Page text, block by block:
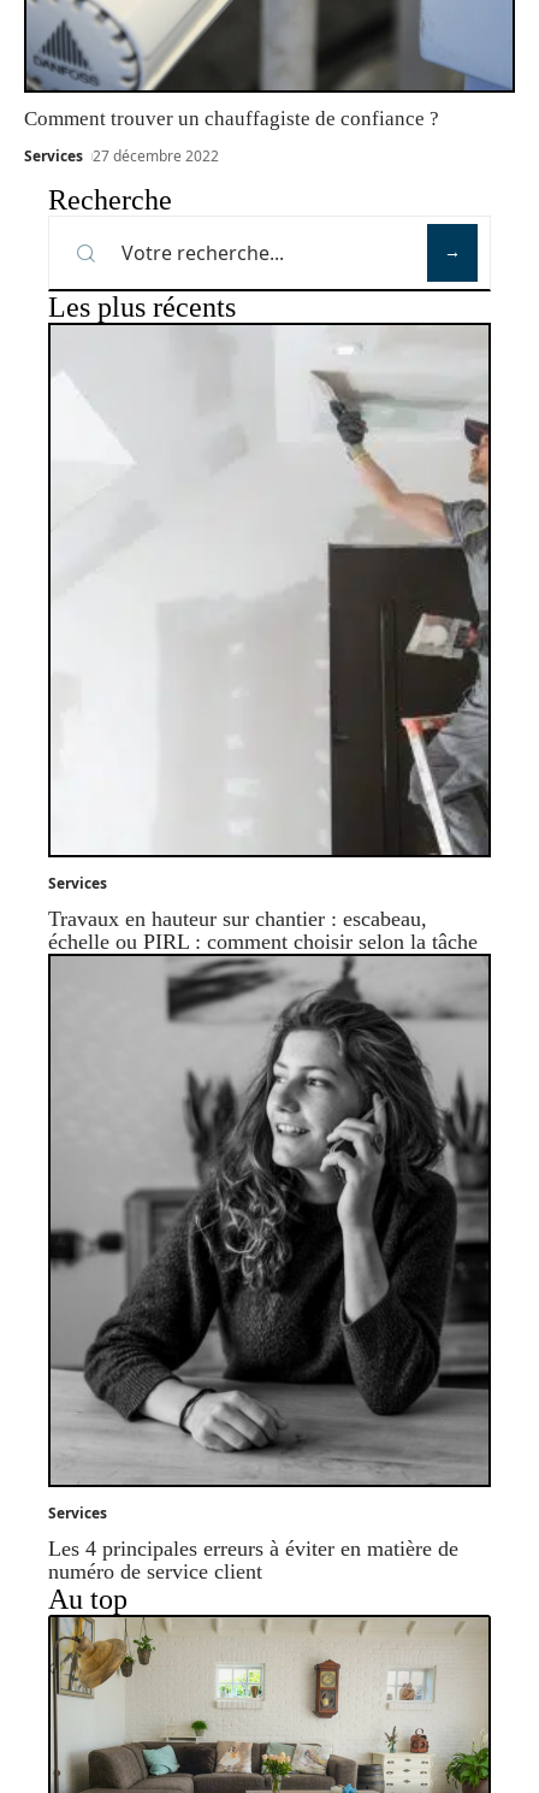
Comment trouver un chauffagiste de confiance ?
Services 27 décembre 2022
Recherche
Les plus récents
Services
Travaux en hauteur sur chantier : escabeau,
échelle ou PIRL : comment choisir selon la tâche
Services
Les 4 principales erreurs à éviter en matière de
numéro de service client
Au top